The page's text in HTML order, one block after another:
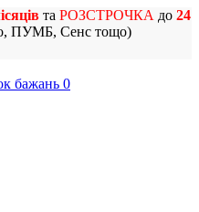
та РОЗСТРОЧКА до 24
ПУМБ, Сенс тощо)
0